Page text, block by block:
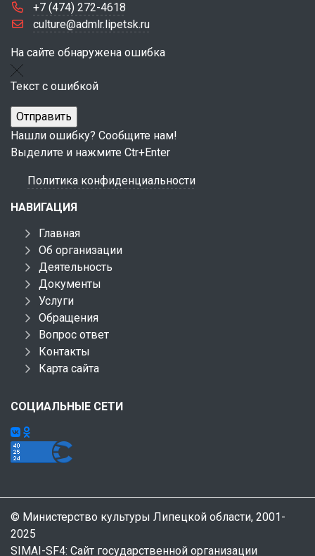
+7 (474) 272-4618
culture@admlr.lipetsk.ru
На сайте обнаружена ошибка
Текст с ошибкой
Нашли ошибку? Сообщите нам!
Выделите и нажмите Ctr+Enter
Политика конфиденциальности
НАВИГАЦИЯ
Главная
Об организации
Деятельность
Документы
Услуги
Обращения
Вопрос ответ
Контакты
Карта сайта
СОЦИАЛЬНЫЕ СЕТИ
© Министерство культуры Липецкой области, 2001-
2025
SIMAI-SF4: Сайт государственной организации